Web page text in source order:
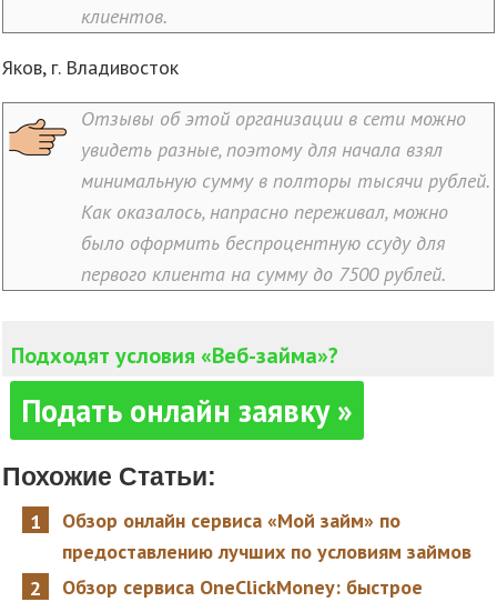
клиентов.
Яков, г. Владивосток
Отзывы об этой организации в сети можно
увидеть разные, поэтому для начала взял
минимальную сумму в полторы тысячи рублей.
Как оказалось, напрасно переживал, можно
было оформить беспроцентную ссуду для
первого клиента на сумму до 7500 рублей.
Подходят условия «Веб-займа»?
Подать онлайн заявку »
Похожие Статьи:
Обзор онлайн сервиса «Мой займ» по
предоставлению лучших по условиям займов
Обзор сервиса OneClickMoney: быстрое